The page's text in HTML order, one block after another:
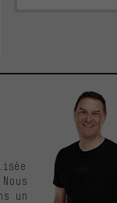
un